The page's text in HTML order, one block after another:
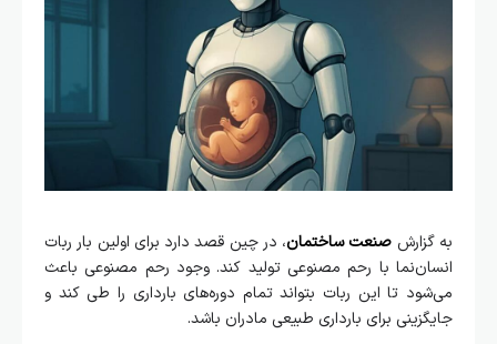
به گزارش صنعت ساختمان، در چین قصد دارد برای اولین بار ربات
انسان‌نما با رحم مصنوعی تولید کند. وجود رحم مصنوعی باعث
می‌شود تا این ربات بتواند تمام دوره‌های بارداری را طی کند و
جایگزینی برای بارداری طبیعی مادران باشد.